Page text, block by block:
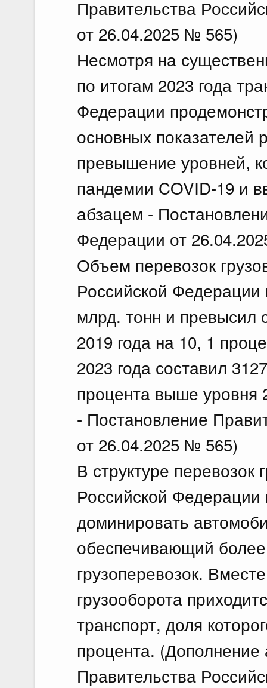
Правительства
от 26.04.2025 № 565)
Несмотря на
по итогам 2023 года
Федерации
основных показателей
превышение уровней,
пандемии COVID-19 и
абзацем -
Федерации от
Объем перевозок
Российской Федерации
млрд. тонн и превысил
2019 года на 10, 1
2023 года составил
процента выше уровня
- Постановление
от 26.04.2025 № 565)
В структуре перевозок
Российской Федерации
доминировать
обеспечивающий
грузоперевозок.
грузооборота
транспорт, доля
процента.
Правительства